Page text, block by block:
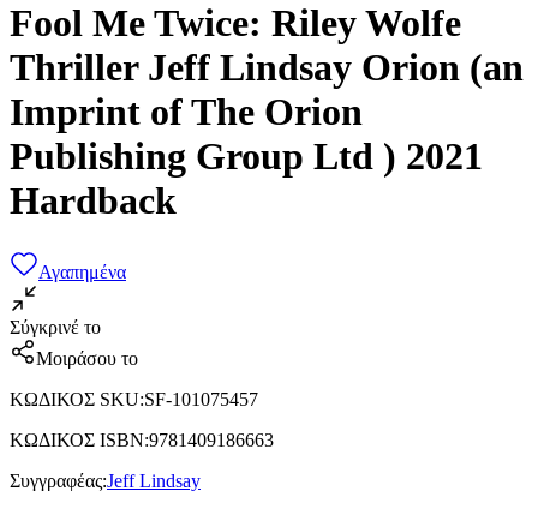
Fool Me Twice: Riley Wolfe
Thriller Jeff Lindsay Orion (an
Imprint of The Orion
Publishing Group Ltd ) 2021
Hardback
Αγαπημένα
Σύγκρινέ το
Μοιράσου το
ΚΩΔΙΚΟΣ SKU:SF-101075457
ΚΩΔΙΚΟΣ ISBN:9781409186663
Συγγραφέας:Jeff Lindsay